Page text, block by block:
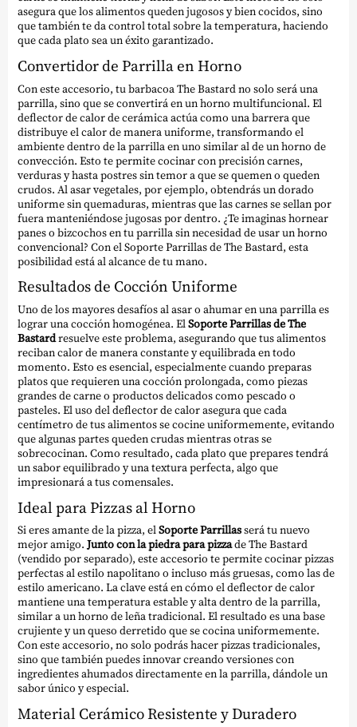
asegura que los alimentos queden jugosos y bien cocidos, sino
que también te da control total sobre la temperatura, haciendo
que cada plato sea un éxito garantizado.
Convertidor de Parrilla en Horno
Con este accesorio, tu barbacoa The Bastard no solo será una
parrilla, sino que se convertirá en un horno multifuncional. El
deflector de calor de cerámica actúa como una barrera que
distribuye el calor de manera uniforme, transformando el
ambiente dentro de la parrilla en uno similar al de un horno de
convección. Esto te permite cocinar con precisión carnes,
verduras y hasta postres sin temor a que se quemen o queden
crudos. Al asar vegetales, por ejemplo, obtendrás un dorado
uniforme sin quemaduras, mientras que las carnes se sellan por
fuera manteniéndose jugosas por dentro. ¿Te imaginas hornear
panes o bizcochos en tu parrilla sin necesidad de usar un horno
convencional? Con el Soporte Parrillas de The Bastard, esta
posibilidad está al alcance de tu mano.
Resultados de Cocción Uniforme
Uno de los mayores desafíos al asar o ahumar en una parrilla es
lograr una cocción homogénea. ElSoporte Parrillas de The
Bastardresuelve este problema, asegurando que tus alimentos
reciban calor de manera constante y equilibrada en todo
momento. Esto es esencial, especialmente cuando preparas
platos que requieren una cocción prolongada, como piezas
grandes de carne o productos delicados como pescado o
pasteles. El uso del deflector de calor asegura que cada
centímetro de tus alimentos se cocine uniformemente, evitando
que algunas partes queden crudas mientras otras se
sobrecocinan. Como resultado, cada plato que prepares tendrá
un sabor equilibrado y una textura perfecta, algo que
impresionará a tus comensales.
Ideal para Pizzas al Horno
Si eres amante de la pizza, elSoporte Parrillasserá tu nuevo
mejor amigo.Junto con la piedra para pizzade The Bastard
(vendido por separado), este accesorio te permite cocinar pizzas
perfectas al estilo napolitano o incluso más gruesas, como las de
estilo americano. La clave está en cómo el deflector de calor
mantiene una temperatura estable y alta dentro de la parrilla,
similar a un horno de leña tradicional. El resultado es una base
crujiente y un queso derretido que se cocina uniformemente.
Con este accesorio, no solo podrás hacer pizzas tradicionales,
sino que también puedes innovar creando versiones con
ingredientes ahumados directamente en la parrilla, dándole un
sabor único y especial.
Material Cerámico Resistente y Duradero